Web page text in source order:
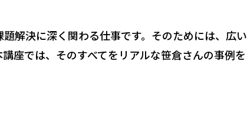
解決に深く関わる仕事です。そのためには、広い
座では、そのすべてをリアルな笹倉さんの事例を